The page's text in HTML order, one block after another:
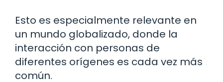
Esto es especialmente relevante en
un mundo globalizado, donde la
interacción con personas de
diferentes orígenes es cada vez más
común.